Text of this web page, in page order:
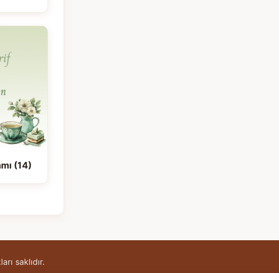
(14)
saklıdır.